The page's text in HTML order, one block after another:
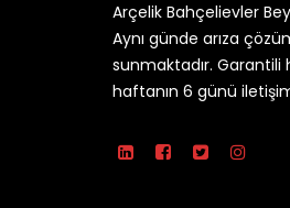
Arçelik Bahçelievler
Aynı günde arıza
sunmaktadır. Garantili
haftanın 6 günü